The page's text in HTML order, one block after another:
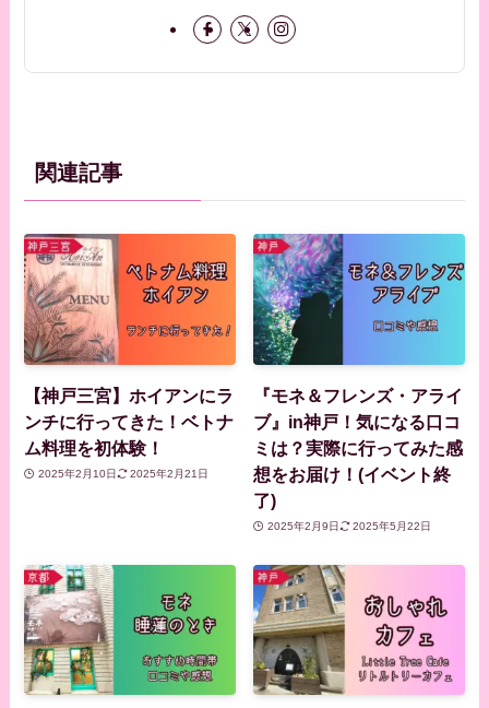
関連記事
【神戸三宮】ホイアンにラ
ンチに行ってきた！ベトナ
ム料理を初体験！
2025年2月10日 2025年2月21日
『モネ＆フレンズ・アライ
ブ』in神戸！気になる口コ
ミは？実際に行ってみた感
想をお届け！(イベント終
了)
2025年2月9日 2025年5月22日